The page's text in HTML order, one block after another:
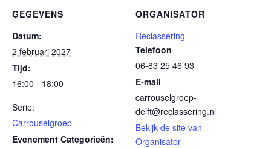
GEGEVENS
Datum:
2 februari 2027
Tijd:
16:00 - 18:00
Serie:
Carrouselgroep
Evenement Categorieën:
ORGANISATOR
Reclassering
Telefoon
06-83 25 46 93
E-mail
carrouselgroep-
delft@reclassering.nl
Bekijk de site van
Organisator